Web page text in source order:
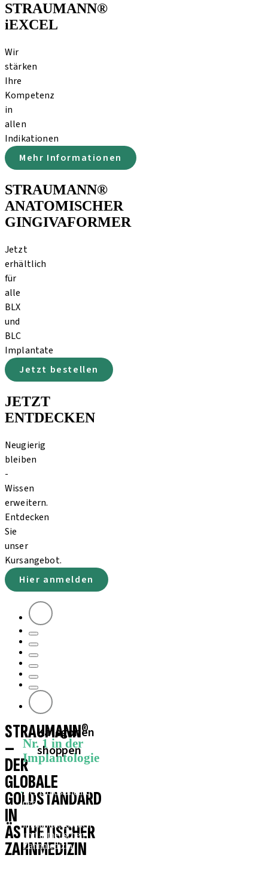
STRAUMANN®
iEXCEL
Wir
stärken
Ihre
Kompetenz
in
allen
Indikationen
Mehr Informationen
STRAUMANN®
ANATOMISCHER
GINGIVAFORMER
Jetzt
erhältlich
für
alle
BLX
und
BLC
Implantate
Jetzt bestellen
JETZT
ENTDECKEN
Neugierig
bleiben
-
Wissen
erweitern.
Entdecken
Sie
unser
Kursangebot.
Hier anmelden
STRAUMANN®
–
DER
GLOBALE
GOLDSTANDARD
IN
ÄSTHETISCHER
ZAHNMEDIZIN
Nr. 1 in der
Implantologie
Der Goldstandard
der
implantologischen
und ästhetischen
Zahnmedizin.
Kategorien
shoppen